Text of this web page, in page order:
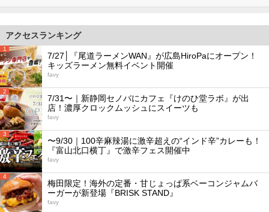
アクセスランキング
1
7/27│『尾道ラーメンWAN』が広島HiroPaにオープン！
キッズラーメン無料イベント開催
favy
2
7/31〜｜新静岡セノバにカフェ『けのひ堂ラボ』が出
店！濃厚クロックムッシュにスイーツも
favy
3
〜9/30｜100辛麻辣湯に激辛超えの“インド辛”カレーも！
『富山北口横丁』で激辛フェス開催中
favy
4
梅田限定！海外の定番・甘じょっぱ系ベーコンジャムバ
ーガーが新登場『BRISK STAND』
favy